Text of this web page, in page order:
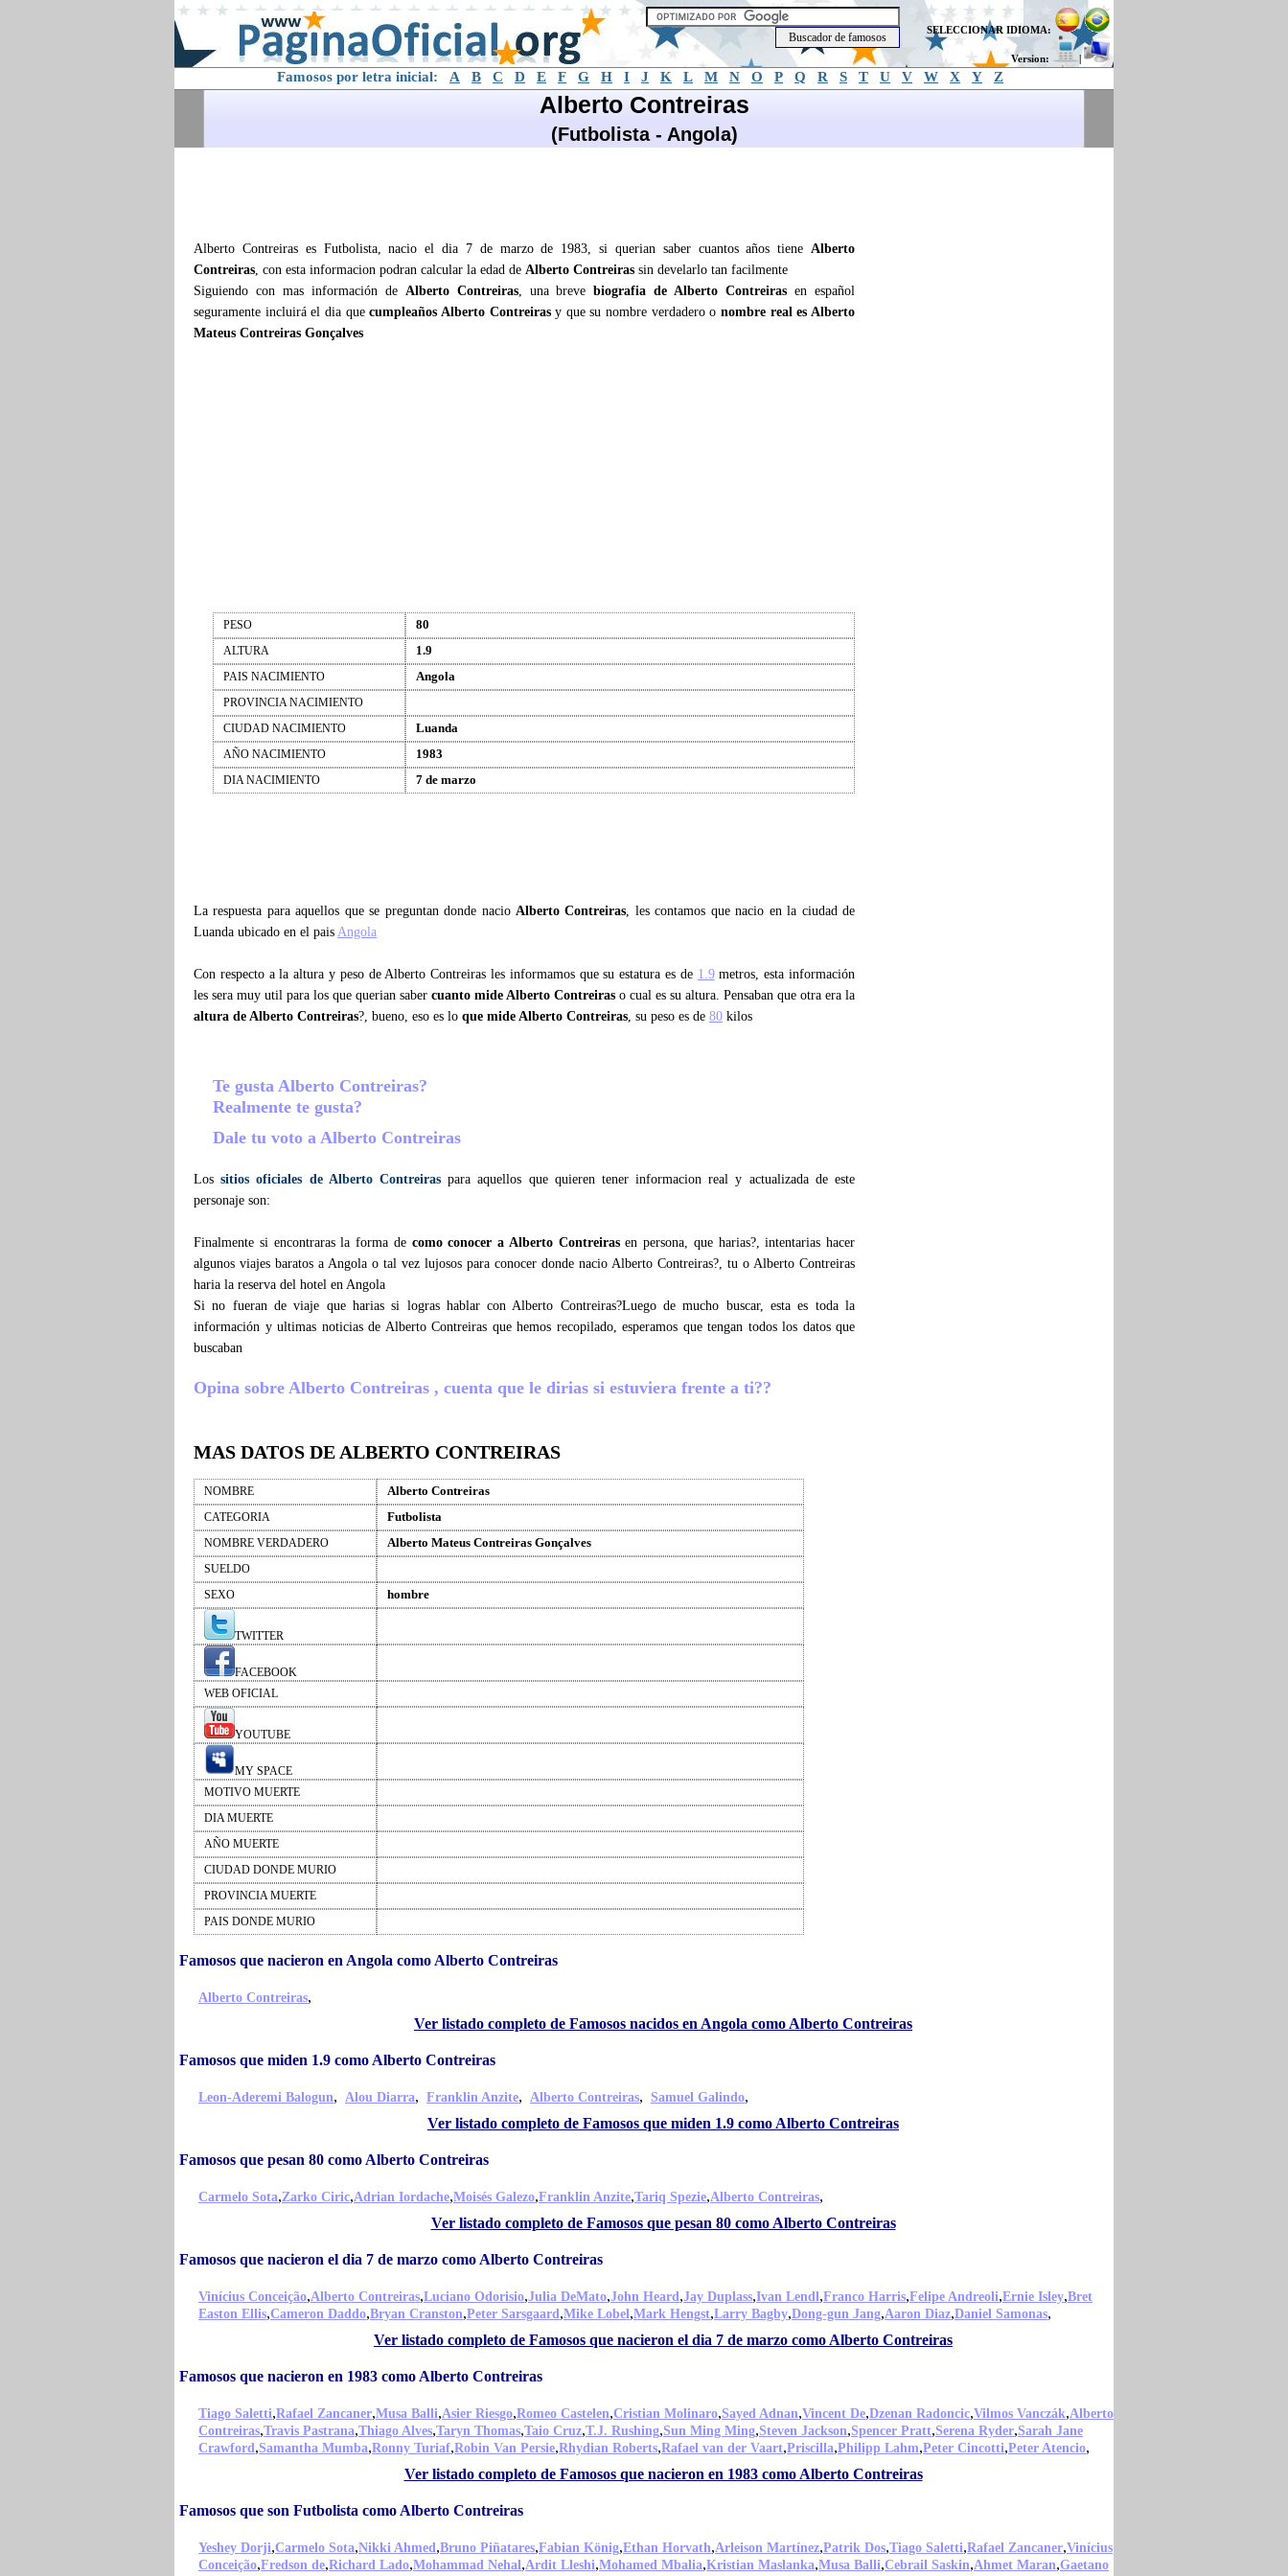
SELECCIONAR IDIOMA:
Version: |
Famosos por letra inicial: A B C D E F G H I J K L M N O P Q R S T U V W X Y Z
Alberto Contreiras
(Futbolista - Angola)
Alberto Contreiras es Futbolista, nacio el dia 7 de marzo de 1983, si querian saber cuantos años tiene Alberto
Contreiras, con esta informacion podran calcular la edad de Alberto Contreiras sin develarlo tan facilmente
Siguiendo con mas información de Alberto Contreiras, una brevebiografia de Alberto Contreiras en español
seguramente incluirá el dia quecumpleaños Alberto Contreirasy que su nombre verdadero onombre real es Alberto
Mateus Contreiras Gonçalves
PESO 80
ALTURA 1.9
PAIS NACIMIENTO Angola
PROVINCIA NACIMIENTO
CIUDAD NACIMIENTO
Luanda
AÑO NACIMIENTO 1983
DIA NACIMIENTO 7 de marzo
La respuesta para aquellos que se preguntan donde nacio Alberto Contreiras, les contamos que nacio en la ciudad de
Luanda ubicado en el pais Angola
Con respecto a la altura y peso de Alberto Contreiras les informamos que su estatura es de 1.9metros, esta información
les sera muy util para los que querian saber cuanto mide Alberto Contreiras o cual es su altura. Pensaban que otra era la
altura de Alberto Contreiras?, bueno, eso es lo que mide Alberto Contreiras, su peso es de 80 kilos
Te gusta Alberto Contreiras?
Realmente te gusta?
Dale tu voto a Alberto Contreiras
Lossitios oficiales de Alberto Contreiraspara aquellos que quieren tener informacion real y actualizada de este
personaje son:
Finalmente si encontraras la forma de como conocer a Alberto Contreirasen persona, que harias?, intentarias hacer
algunos viajes baratos a Angola o tal vez lujosos para conocer donde nacio Alberto Contreiras?, tu o Alberto Contreiras
haria la reserva del hotel en Angola
Si no fueran de viaje que harias si logras hablar con Alberto Contreiras?Luego de mucho buscar, esta es toda la
información y ultimas noticias de Alberto Contreiras que hemos recopilado, esperamos que tengan todos los datos que
buscaban
Opina sobre Alberto Contreiras , cuenta que le dirias si estuviera frente a ti??
MAS DATOS DE ALBERTO CONTREIRAS
NOMBRE Alberto Contreiras
CATEGORIA Futbolista
NOMBRE VERDADERO Alberto Mateus Contreiras Gonçalves
SUELDO
SEXO
hombre
TWITTER
FACEBOOK
WEB OFICIAL
YOUTUBE
MY SPACE
MOTIVO MUERTE
DIA MUERTE
AÑO MUERTE
CIUDAD DONDE MURIO
PROVINCIA MUERTE
PAIS DONDE MURIO
Famosos que nacieron en Angola como Alberto Contreiras
Alberto Contreiras,
Ver listado completo de Famosos nacidos en Angola como Alberto Contreiras
Famosos que miden 1.9 como Alberto Contreiras
Leon-Aderemi Balogun, Alou Diarra, Franklin Anzite, Alberto Contreiras, Samuel Galindo,
Ver listado completo de Famosos que miden 1.9 como Alberto Contreiras
Famosos que pesan 80 como Alberto Contreiras
Carmelo Sota,Zarko Ciric,Adrian Iordache,Moisés Galezo,Franklin Anzite,Tariq Spezie,Alberto Contreiras,
Ver listado completo de Famosos que pesan 80 como Alberto Contreiras
Famosos que nacieron el dia 7 de marzo como Alberto Contreiras
Vinícius Conceição,Alberto Contreiras,Luciano Odorisio,Julia DeMato,John Heard,Jay Duplass,Ivan Lendl,Franco Harris,Felipe Andreoli,Ernie Isley,Bret
Easton Ellis,Cameron Daddo,Bryan Cranston,Peter Sarsgaard,Mike Lobel,Mark Hengst,Larry Bagby,Dong-gun Jang,Aaron Diaz,Daniel Samonas,
Ver listado completo de Famosos que nacieron el dia 7 de marzo como Alberto Contreiras
Famosos que nacieron en 1983 como Alberto Contreiras
Tiago Saletti,Rafael Zancaner,Musa Balli,Asier Riesgo,Romeo Castelen,Cristian Molinaro,Sayed Adnan,Vincent De,Dzenan Radoncic,Vilmos Vanczák,Alberto
Contreiras,Travis Pastrana,Thiago Alves,Taryn Thomas,Taio Cruz,T.J. Rushing,Sun Ming Ming,Steven Jackson,Spencer Pratt,Serena Ryder,Sarah Jane
Crawford,Samantha Mumba,Ronny Turiaf,Robin Van Persie,Rhydian Roberts,Rafael van der Vaart,Priscilla,Philipp Lahm,Peter Cincotti,Peter Atencio,
Ver listado completo de Famosos que nacieron en 1983 como Alberto Contreiras
Famosos que son Futbolista como Alberto Contreiras
Yeshey Dorji,Carmelo Sota,Nikki Ahmed,Bruno Piñatares,Fabian König,Ethan Horvath,Arleison Martínez,Patrik Dos,Tiago Saletti,Rafael Zancaner,Vinícius
Conceição,Fredson de,Richard Lado,Mohammad Nehal,Ardit Lleshi,Mohamed Mbalia,Kristian Maslanka,Musa Balli,Cebrail Saskin,Ahmet Maran,Gaetano